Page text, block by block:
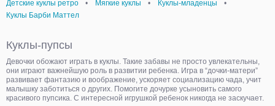
Детские куклы ретро
• Мягкие куклы • Куклы-младенцы
•
Куклы Барби Маттел
Куклы-пупсы
Девочки обожают играть в куклы. Такие забавы не просто увлекательны,
они играют важнейшую роль в развитии ребенка. Игра в “дочки-матери”
развивает фантазию и воображение, ускоряет социализацию чада, учит
малышку заботиться о других. Помогите дочурке усыновить самого
красивого пупсика. С интересной игрушкой ребенок никогда не заскучает.